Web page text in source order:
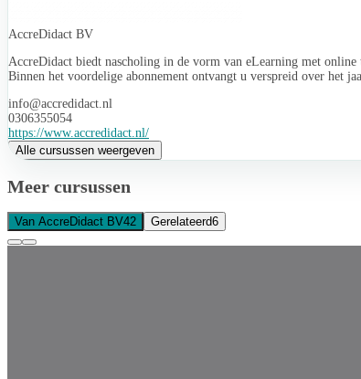
AccreDidact BV
AccreDidact biedt nascholing in de vorm van eLearning met
Binnen het voordelige abonnement ontvangt u verspreid over het
info@accredidact.nl
0306355054
https://www.accredidact.nl/
Alle cursussen weergeven
Meer cursussen
Van AccreDidact BV42 Gerelateerd6